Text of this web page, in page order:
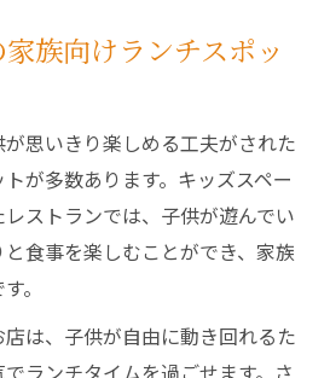
族向けランチスポッ
思いきり楽しめる工夫がされた
が多数あります。キッズスペー
ストランでは、子供が遊んでい
食事を楽しむことができ、家族
。
は、子供が自由に動き回れるた
ランチタイムを過ごせます。さ